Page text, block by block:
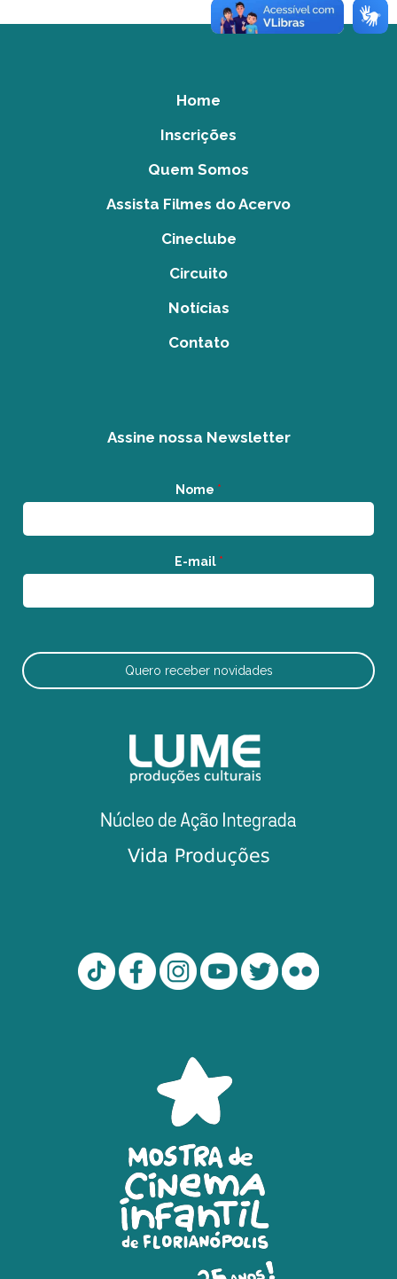
Home
Inscrições
Quem Somos
Assista Filmes do Acervo
Cineclube
Circuito
Notícias
Contato
Assine nossa Newsletter
Nome *
E-mail *
Quero receber novidades